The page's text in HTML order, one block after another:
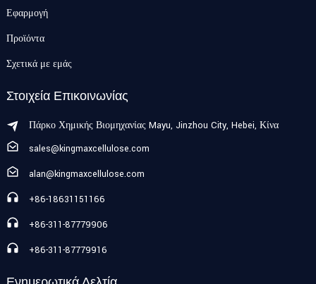
Εφαρμογή
Προϊόντα
Σχετικά με εμάς
Στοιχεία Επικοινωνίας
Πάρκο Χημικής Βιομηχανίας Mayu, Jinzhou City, Hebei, Κίνα
sales@kingmaxcellulose.com
alan@kingmaxcellulose.com
+86-18631151166
+86-311-87779906
+86-311-87779916